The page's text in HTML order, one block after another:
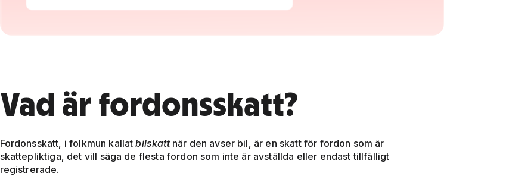
Vad är fordonsskatt?
Fordonsskatt, i folkmun kallatbilskattnär den avser bil, är en skatt för fordon som är
skattepliktiga, det vill säga de flesta fordon som inte är avställda eller endast tillfälligt
registrerade.